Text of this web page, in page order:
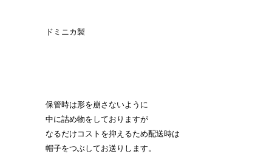
ドミニカ製
保管時は形を崩さないように
中に詰め物をしておりますが
なるだけコストを抑えるため配送時は
帽子をつぶしてお送りします。